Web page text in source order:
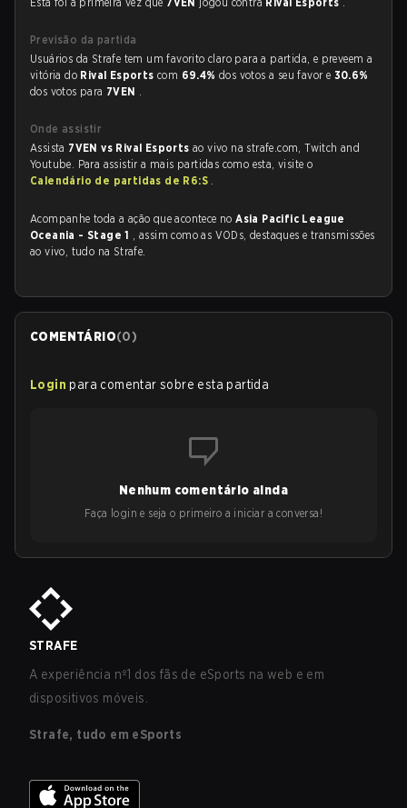
Previsão da partida
Usuários da Strafe tem um favorito claro para a partida, e preveem a
vitória do Rival Esportscom 69.4%dos votos a seu favor e 30.6%
dos votos para 7VEN .
Onde assistir
Assista 7VEN vs Rival Esportsao vivo na strafe.com, Twitch and
Youtube. Para assistir a mais partidas como esta, visite o
Calendário de partidas de R6:S .
Acompanhe toda a ação que acontece noAsia Pacific League
Oceania - Stage 1 , assim como as VODs, destaques e transmissões
ao vivo, tudo na Strafe.
COMENTÁRIO(0)
Login para comentar sobre esta partida
Nenhum comentário ainda
Faça login e seja o primeiro a iniciar a conversa!
STRAFE
A experiência nº1 dos fãs de eSports na web e em
dispositivos móveis.
Strafe, tudo em eSports